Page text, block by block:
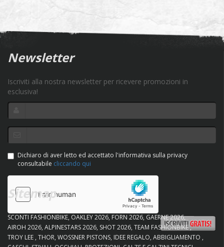
Newsletter
Iscriviti alla nostra newsletter per ricevere promozioni in
esclusiva!
Dichiaro di aver letto ed accettato l'informativa sulla privacy
consultabile cliccando qui
Sitemap
SCONTI FASHIONBIKE OAKLEY 2026 FORN 2026 GAERNE 2026
AIROH 2026 ALPINESTARS 2026 SHOT 2026 TEAM FASHIONBIKE
TROY LEE THOR WOSSNER PISTONS IDEE REGALO ABBIGLIAMENTO